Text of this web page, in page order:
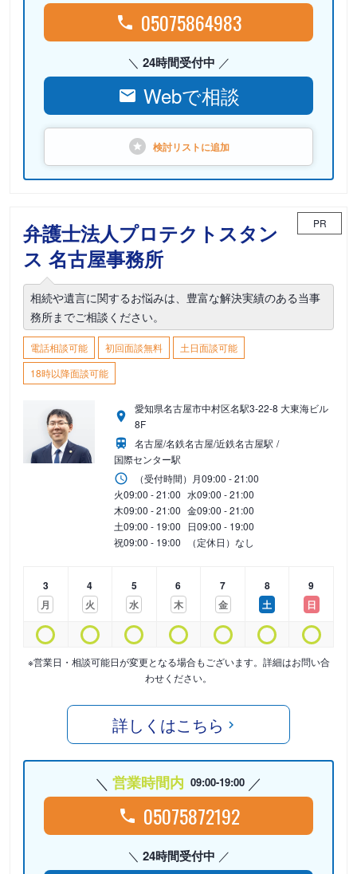
05075864983
24時間受付中
Webで相談
検討リストに追加
弁護士法人プロテクトスタン
ス 名古屋事務所
PR
相続や遺言に関するお悩みは、豊富な解決実績のある当事
務所までご相談ください。
電話相談可能 初回面談無料
土日面談可能
18時以降面談可能
愛知県名古屋市中村区名駅3-22-8 大東海ビル
8F
名古屋/名鉄名古屋/近鉄名古屋駅
国際センター駅
（受付時間） 月09:00 - 21:00
火09:00 - 21:00 水09:00 - 21:00
木09:00 - 21:00 金09:00 - 21:00
土09:00 - 19:00 日09:00 - 19:00
祝09:00 - 19:00 （定休日）なし
3
月
4
火
5
水
6
木
7
金
8
土
9
日
※営業日・相談可能日が変更となる場合もございます。詳細はお問い合
わせください。
詳しくはこちら
営業時間内 09:00-19:00
05075872192
24時間受付中